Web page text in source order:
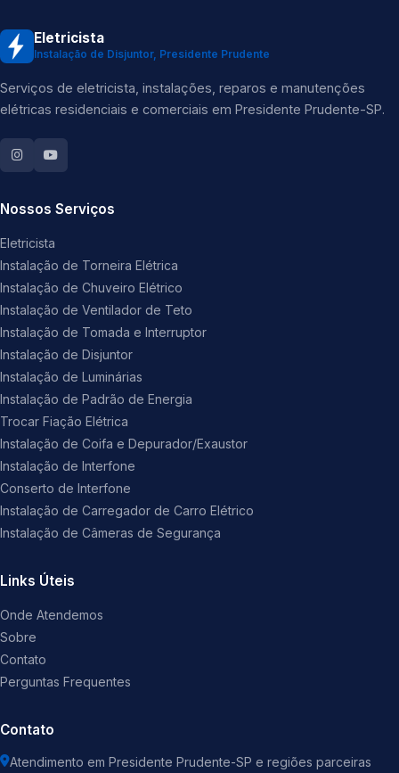
Eletricista
Instalação de Disjuntor, Presidente Prudente
Serviços de eletricista, instalações, reparos e manutenções
elétricas residenciais e comerciais em Presidente Prudente-SP.
Nossos Serviços
Eletricista
Instalação de Torneira Elétrica
Instalação de Chuveiro Elétrico
Instalação de Ventilador de Teto
Instalação de Tomada e Interruptor
Instalação de Disjuntor
Instalação de Luminárias
Instalação de Padrão de Energia
Trocar Fiação Elétrica
Instalação de Coifa e Depurador/Exaustor
Instalação de Interfone
Conserto de Interfone
Instalação de Carregador de Carro Elétrico
Instalação de Câmeras de Segurança
Links Úteis
Onde Atendemos
Sobre
Contato
Perguntas Frequentes
Contato
Atendimento em Presidente Prudente-SP e regiões parceiras